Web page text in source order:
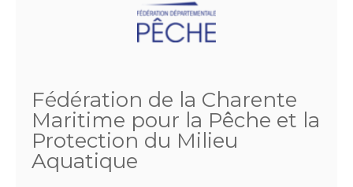
Fédération de la Charente
Maritime pour la Pêche et la
Protection du Milieu
Aquatique